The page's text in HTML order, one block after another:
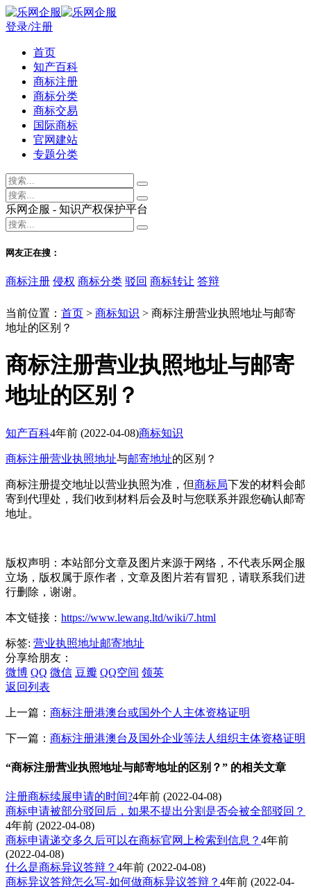
登录/注册
首页
知产百科
商标注册
商标分类
商标交易
国际商标
官网建站
专题分类
乐网企服 - 知识产权保护平台
网友正在搜：
商标注册 侵权 商标分类 驳回 商标转让 答辩
当前位置： 首页 > 商标知识 > 商标注册营业执照地址与邮寄
地址的区别？
商标注册营业执照地址与邮寄
地址的区别？
知产百科4年前 (2022-04-08)商标知识
商标注册营业执照地址与邮寄地址的区别？
商标注册提交地址以营业执照为准，但商标局下发的材料会邮
寄到代理处，我们收到材料后会及时与您联系并跟您确认邮寄
地址。
版权声明：本站部分文章及图片来源于网络，不代表乐网企服
立场，版权属于原作者，文章及图片若有冒犯，请联系我们进
行删除，谢谢。
本文链接： https://www.lewang.ltd/wiki/7.html
标签: 营业执照地址邮寄地址
分享给朋友：
微博 QQ 微信 豆瓣 QQ空间 领英
返回列表
上一篇： 商标注册港澳台或国外个人主体资格证明
下一篇： 商标注册港澳台及国外企业等法人组织主体资格证明
“商标注册营业执照地址与邮寄地址的区别？” 的相关文章
注册商标续展申请的时间?4年前 (2022-04-08)
商标申请被部分驳回后，如果不提出分割是否会被全部驳回？
4年前 (2022-04-08)
商标申请递交多久后可以在商标官网上检索到信息？ 4年前
(2022-04-08)
什么是商标异议答辩？ 4年前 (2022-04-08)
商标异议答辩怎么写-如何做商标异议答辩？ 4年前 (2022-04-